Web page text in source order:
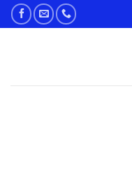
Skip
to